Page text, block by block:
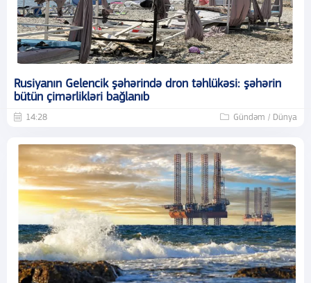
Rusiyanın Gelencik şəhərində dron təhlükəsi: şəhərin
bütün çimərlikləri bağlanıb
14:28 Gündəm / Dünya